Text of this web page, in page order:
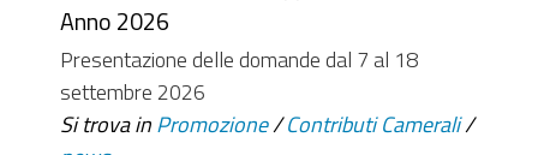
Anno 2026
Presentazione delle domande dal 7 al 18
settembre 2026
Si trova in Promozione /Contributi Camerali /